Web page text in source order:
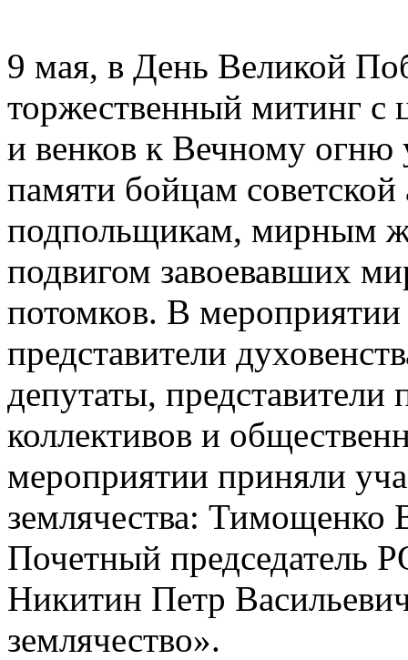
9 мая, в День Великой
торжественный митинг с
и венков к Вечному огню
памяти бойцам
подпольщикам, мирным
подвигом завоевавших
потомков. В
представители
депутаты,
коллективов и
мероприятии приняли
землячества:
Почетный председатель
Никитин Петр
землячество».